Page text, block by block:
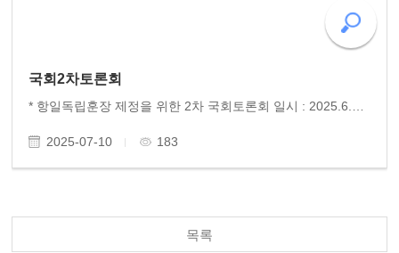
국회2차토론회
2025-07-10 183
목록